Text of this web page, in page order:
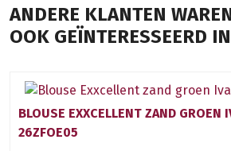
ANDERE KLANTEN
OOK GEÏNTERESSEERD IN
BLOUSE EXXCELLENT ZAND GROEN
26ZFOE05